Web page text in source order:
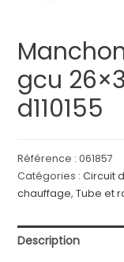
gcu
d110155
Référence : 061857
Catégories : Circuit
chauffage, Tube et
Description